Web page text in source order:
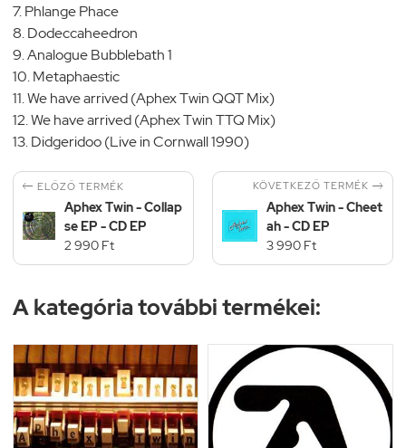
7. Phlange Phace
8. Dodeccaheedron
9. Analogue Bubblebath 1
10. Metaphaestic
11. We have arrived (Aphex Twin QQT Mix)
12. We have arrived (Aphex Twin TTQ Mix)
13. Didgeridoo (Live in Cornwall 1990)
 ELŐZŐ TERMÉK
Aphex Twin - Collap
se EP - CD EP
2 990 Ft
KÖVETKEZŐ TERMÉK 
Aphex Twin - Cheet
ah - CD EP
3 990 Ft
A kategória további termékei: